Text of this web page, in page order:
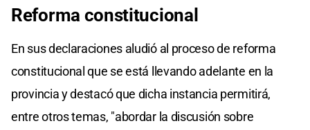
Reforma constitucional
En sus declaraciones aludió al proceso de reforma
constitucional que se está llevando adelante en la
provincia y destacó que dicha instancia permitirá,
entre otros temas, "abordar la discusión sobre